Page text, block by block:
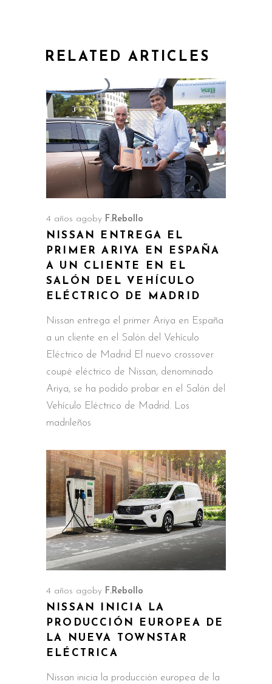
RELATED ARTICLES
4 años agoby F.Rebollo
NISSAN ENTREGA EL
PRIMER ARIYA EN ESPAÑA
A UN CLIENTE EN EL
SALÓN DEL VEHÍCULO
ELÉCTRICO DE MADRID
Nissan entrega el primer Ariya en España
a un cliente en el Salón del Vehículo
Eléctrico de Madrid El nuevo crossover
coupé eléctrico de Nissan, denominado
Ariya, se ha podido probar en el Salón del
Vehículo Eléctrico de Madrid. Los
madrileños
4 años ago by F.Rebollo
NISSAN INICIA LA
PRODUCCIÓN EUROPEA DE
LA NUEVA TOWNSTAR
ELÉCTRICA
Nissan inicia la producción europea de la